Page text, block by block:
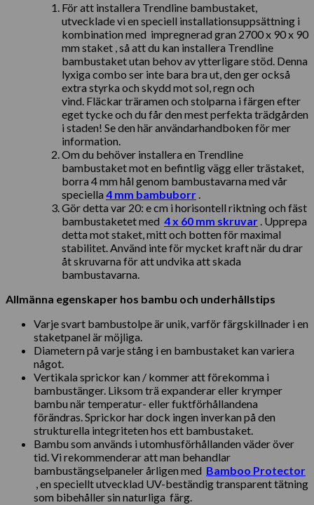
För att installera Trendline bambustaket,
utvecklade vi en speciell installationsuppsättning i
kombination med impregnerad gran 2700 x 90 x 90
mm staket , så att du kan installera Trendline
bambustaket utan behov av ytterligare stöd. Denna
lyxiga combo ser inte bara bra ut, den ger också
extra styrka och skydd mot sol, regn och
vind. Fläckar träramen och stolparna i färgen efter
eget tycke och du får den mest perfekta trädgården
i staden! Se den här användarhandboken för mer
information.
Om du behöver installera en Trendline
bambustaket mot en befintlig vägg eller trästaket,
borra 4 mm hål genom bambustavarna med vår
speciella 4 mm bambuborr .
Gör detta var 20: e cm i horisontell riktning och fäst
bambustaketet med 4 x 60 mm skruvar . Upprepa
detta mot staket, mitt och botten för maximal
stabilitet. Använd inte för mycket kraft när du drar
åt skruvarna för att undvika att skada
bambustavarna.
Allmänna egenskaper hos bambu och underhållstips
Varje svart bambustolpe är unik, varför färgskillnader i en
staketpanel är möjliga.
Diametern på varje stång i en bambustaket kan variera
något.
Vertikala sprickor kan / kommer att förekomma i
bambustänger. Liksom trä expanderar eller krymper
bambu när temperatur- eller fuktförhållandena
förändras. Sprickor har dock ingen inverkan på den
strukturella integriteten hos ett bambustaket.
Bambu som används i utomhusförhållanden väder över
tid. Vi rekommenderar att man behandlar
bambustängselpaneler årligen med Bamboo Protector
, en speciellt utvecklad UV-beständig transparent tätning
som bibehåller sin naturliga färg.